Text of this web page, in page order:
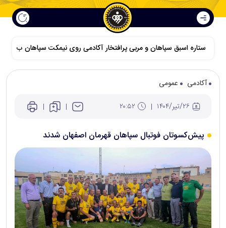
ستاره اسبق سپاهان و مربی پرافتخار آکادمی روی نیمکت سپاهان ب
آکادمی
عمومی
پیش‌کسوتان فوتبال سپاهان قهرمان اصفهان شدند